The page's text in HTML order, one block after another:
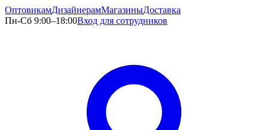
ОптовикамДизайнерамМагазиныДоставка
Пн-Сб 9:00–18:00Вход для сотрудников